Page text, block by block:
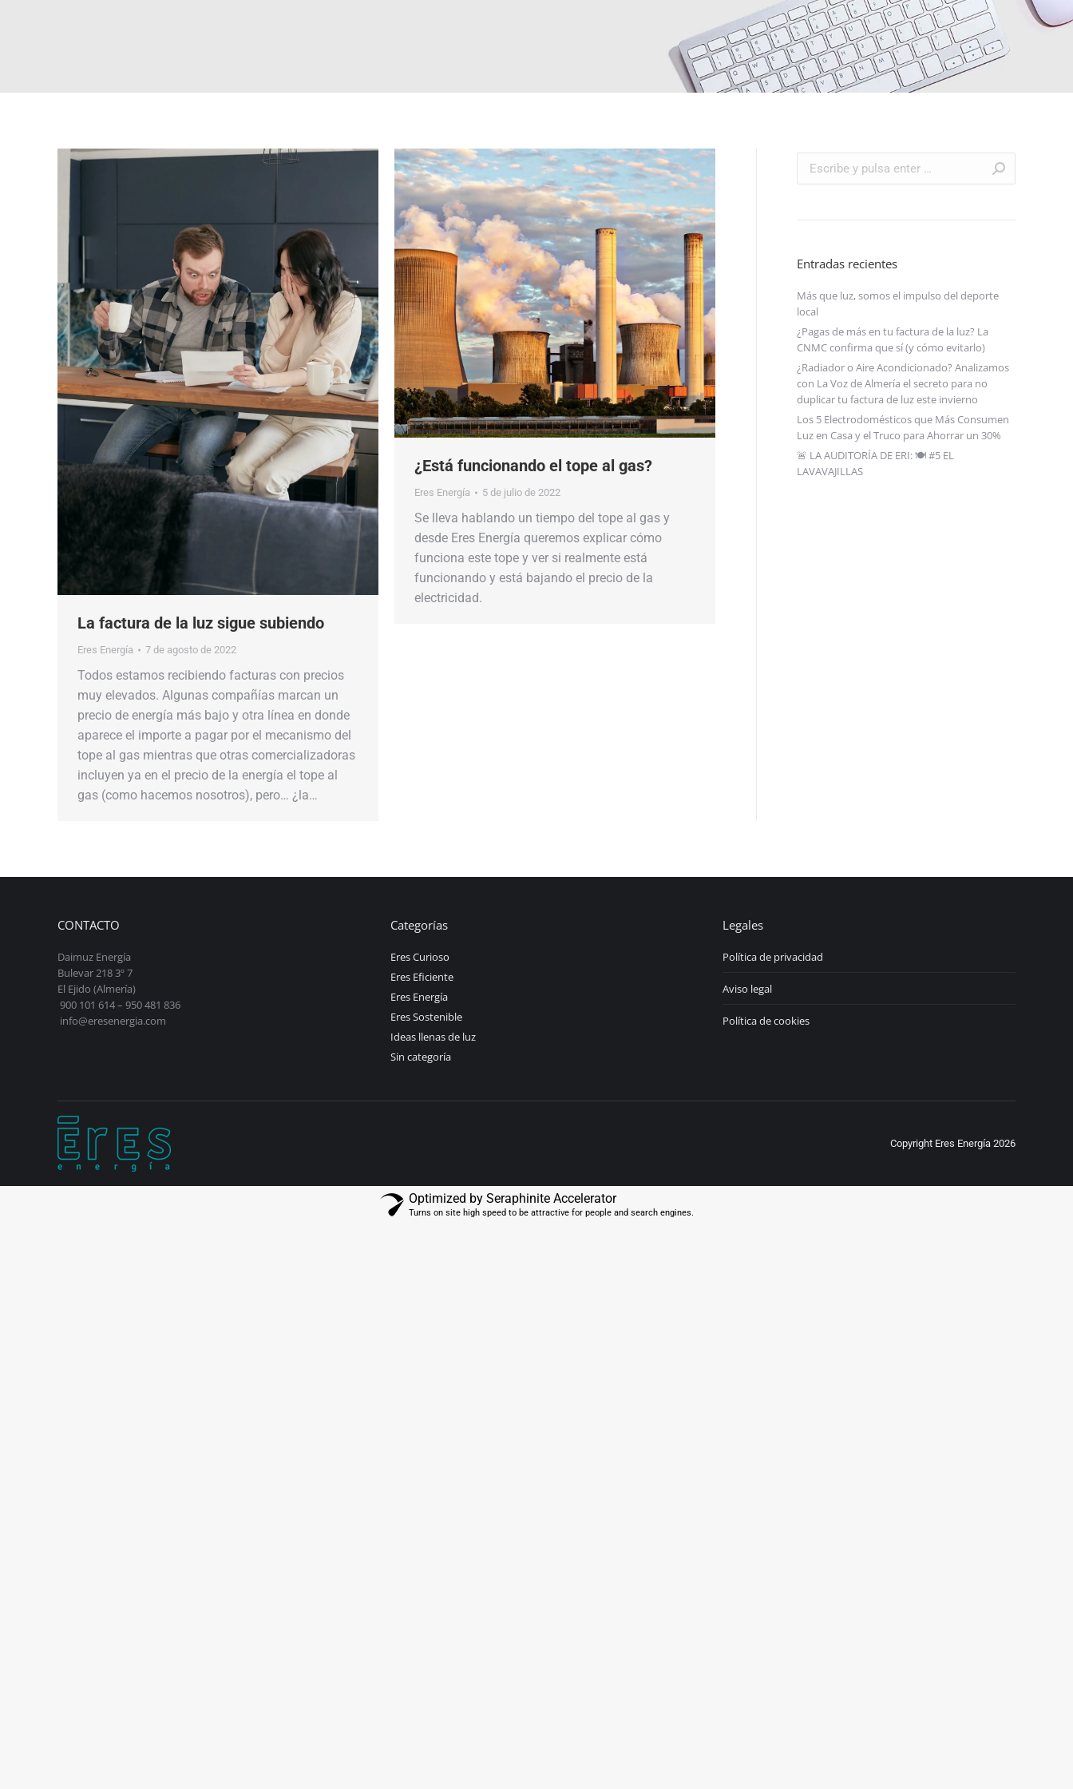
La factura de la luz sigue subiendo
Eres Energía 7 de agosto de 2022
Todos estamos recibiendo facturas con precios
muy elevados. Algunas compañías marcan un
precio de energía más bajo y otra línea en donde
aparece el importe a pagar por el mecanismo del
tope al gas mientras que otras comercializadoras
incluyen ya en el precio de la energía el tope al
gas (como hacemos nosotros), pero… ¿la…
¿Está funcionando el tope al gas?
Eres Energía 5 de julio de 2022
Se lleva hablando un tiempo del tope al gas y
desde Eres Energía queremos explicar cómo
funciona este tope y ver si realmente está
funcionando y está bajando el precio de la
electricidad.
Entradas recientes
Más que luz, somos el impulso del deporte
local
¿Pagas de más en tu factura de la luz? La
CNMC confirma que sí (y cómo evitarlo)
¿Radiador o Aire Acondicionado? Analizamos
con La Voz de Almería el secreto para no
duplicar tu factura de luz este invierno
Los 5 Electrodomésticos que Más Consumen
Luz en Casa y el Truco para Ahorrar un 30%
🚨 LA AUDITORÍA DE ERI: 🍽️ #5 EL
LAVAVAJILLAS
CONTACTO
Daimuz Energía
Bulevar 218 3º 7
El Ejido (Almería)
900 101 614 – 950 481 836
info@eresenergia.com
Categorías
Eres Curioso
Eres Eficiente
Eres Energía
Eres Sostenible
Ideas llenas de luz
Sin categoría
Legales
Política de privacidad
Aviso legal
Política de cookies
Copyright Eres Energía 2026
Optimized by Seraphinite Accelerator
Turns on site high speed to be attractive for people and search engines.